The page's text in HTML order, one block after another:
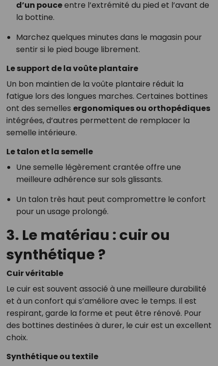
d’un pouceentre l’extrémité du pied et l’avant de
la bottine.
Marchez quelques minutes dans le magasin pour
sentir si le pied bouge librement.
Le support de la voûte plantaire
Un bon maintien de la voûte plantaire réduit la
fatigue lors des longues marches. Certaines bottines
ont des semelles ergonomiques ou orthopédiques
intégrées, d’autres permettent de remplacer la
semelle intérieure.
Le talon et la semelle
Une semelle légèrement crantée offre une
meilleure adhérence sur sols glissants.
Un talon très haut peut compromettre le confort
pour un usage prolongé.
3. Le matériau : cuir ou
synthétique ?
Cuir véritable
Le cuir est souvent associé à une meilleure durabilité
et à un confort qui s’améliore avec le temps. Il est
respirant, garde la forme et peut être rénové. Pour
des bottines destinées à durer, le cuir est un excellent
choix.
Synthétique ou textile